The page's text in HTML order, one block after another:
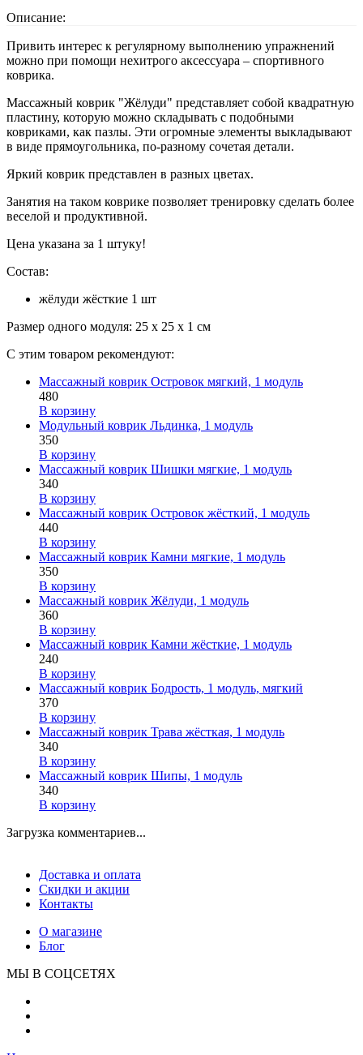
Описание:
Привить интерес к регулярному выполнению упражнений
можно при помощи нехитрого аксессуара – спортивного
коврика.
Массажный коврик "Жёлуди" представляет собой квадратную
пластину, которую можно складывать с подобными
ковриками, как пазлы. Эти огромные элементы выкладывают
в виде прямоугольника, по-разному сочетая детали.
Яркий коврик представлен в разных цветах.
Занятия на таком коврике позволяет тренировку сделать более
веселой и продуктивной.
Цена указана за 1 штуку!
Состав:
жёлуди жёсткие 1 шт
Размер одного модуля: 25 х 25 х 1 см
С этим товаром рекомендуют:
Массажный коврик Островок мягкий, 1 модуль
480
В корзину
Модульный коврик Льдинка, 1 модуль
350
В корзину
Массажный коврик Шишки мягкие, 1 модуль
340
В корзину
Массажный коврик Островок жёсткий, 1 модуль
440
В корзину
Массажный коврик Камни мягкие, 1 модуль
350
В корзину
Массажный коврик Жёлуди, 1 модуль
360
В корзину
Массажный коврик Камни жёсткие, 1 модуль
240
В корзину
Массажный коврик Бодрость, 1 модуль, мягкий
370
В корзину
Массажный коврик Трава жёсткая, 1 модуль
340
В корзину
Массажный коврик Шипы, 1 модуль
340
В корзину
Загрузка комментариев...
Доставка и оплата
Скидки и акции
Контакты
О магазине
Блог
МЫ В СОЦСЕТЯХ